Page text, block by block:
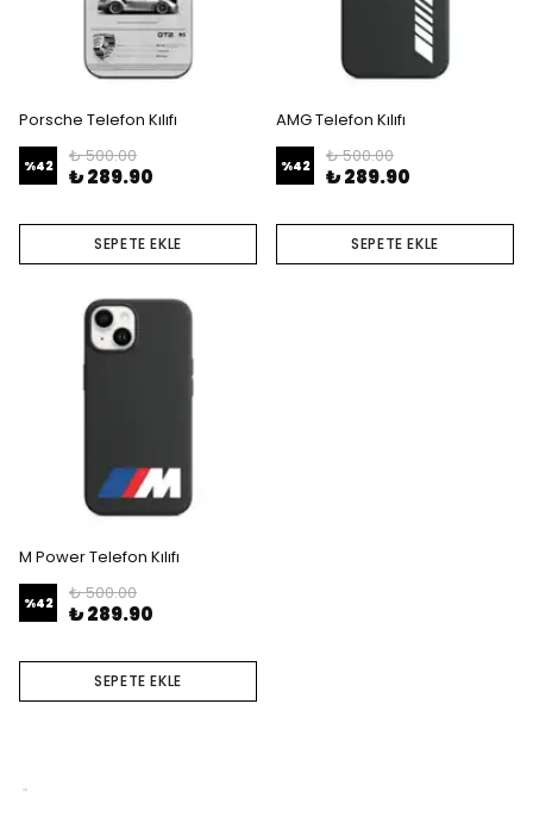
Porsche Telefon Kılıfı
%42 ₺ 500.00
₺ 289.90
SEPETE EKLE
AMG Telefon Kılıfı
%42 ₺ 500.00
₺ 289.90
SEPETE EKLE
M Power Telefon Kılıfı
%42 ₺ 500.00
₺ 289.90
SEPETE EKLE